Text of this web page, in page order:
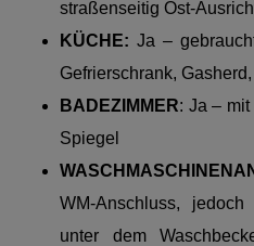
straßenseitig Ost-
KÜCHE: Ja –
Gefrierschrank,
BADEZIMMER: Ja – mit
Spiegel
WM-Anschluss,
unter dem